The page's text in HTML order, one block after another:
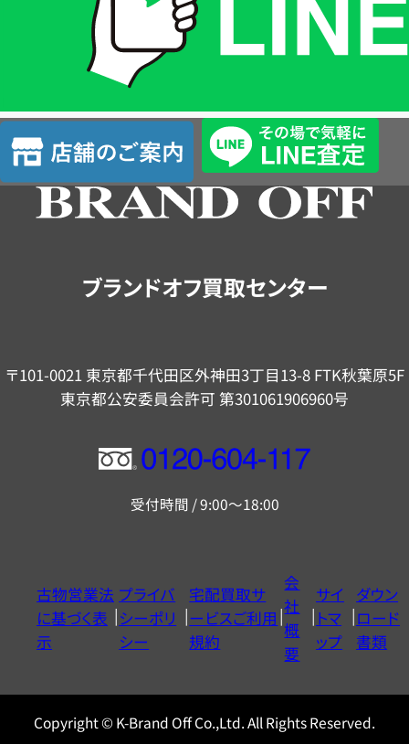
査
定
店
舗
の
ブランドオフ買取センター
〒101-0021 東京都千代田区外神田3丁目13-8 FTK秋葉原5F
東京都公安委員会許可 第301061906960号
フ
ー
ヤ
ル
0120604117
受付時間 / 9:00～18:00
古物営業法
に基づく表
示
プライバ
シーポリ
シー
宅配買取サ
ービスご利用
規約
会
社
概
要
サイ
トマ
ップ
ダウン
ロード
書類
Copyright © K-Brand Off Co.,Ltd. All Rights Reserved.